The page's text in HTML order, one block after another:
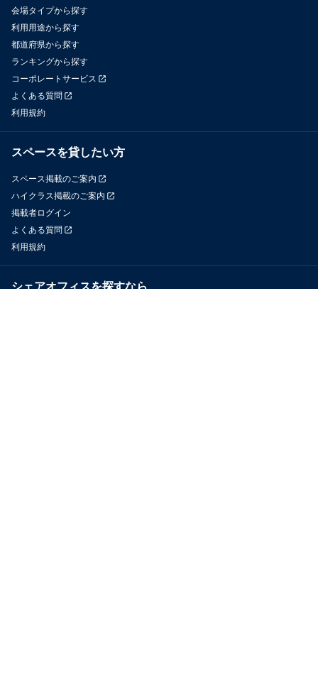
会場タイプから探す
利用用途から探す
都道府県から探す
ランキングから探す
コーポレートサービス
よくある質問
利用規約
スペースを貸したい方
スペース掲載のご案内
ハイクラス掲載のご案内
掲載者ログイン
よくある質問
利用規約
シェアオフィスを探すなら